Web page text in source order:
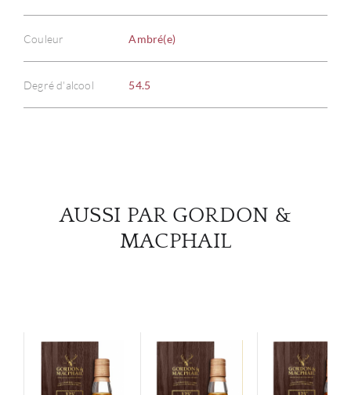
Couleur Ambré(e)
Degré d'alcool 54.5
AUSSI PAR GORDON &
MACPHAIL